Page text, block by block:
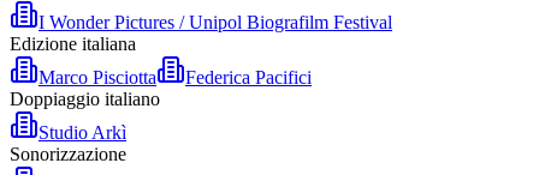
I Wonder Pictures / Unipol Biografilm Festival
Edizione italiana
Marco Pisciotta
Federica Pacifici
Doppiaggio italiano
Studio Arkì
Sonorizzazione